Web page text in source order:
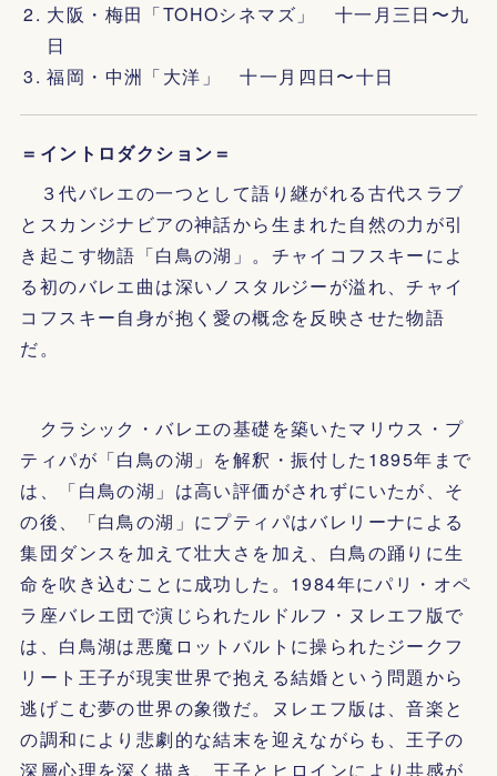
大阪・梅田「TOHOシネマズ」 十一月三日〜九
日
福岡・中洲「大洋」 十一月四日〜十日
＝イントロダクション＝
３代バレエの一つとして語り継がれる古代スラブ
とスカンジナビアの神話から生まれた自然の力が引
き起こす物語「白鳥の湖」。チャイコフスキーによ
る初のバレエ曲は深いノスタルジーが溢れ、チャイ
コフスキー自身が抱く愛の概念を反映させた物語
だ。
クラシック・バレエの基礎を築いたマリウス・プ
ティパが「白鳥の湖」を解釈・振付した1895年まで
は、「白鳥の湖」は高い評価がされずにいたが、そ
の後、「白鳥の湖」にプティパはバレリーナによる
集団ダンスを加えて壮大さを加え、白鳥の踊りに生
命を吹き込むことに成功した。1984年にパリ・オペ
ラ座バレエ団で演じられたルドルフ・ヌレエフ版で
は、白鳥湖は悪魔ロットバルトに操られたジークフ
リート王子が現実世界で抱える結婚という問題から
逃げこむ夢の世界の象徴だ。ヌレエフ版は、音楽と
の調和により悲劇的な結末を迎えながらも、王子の
深層心理を深く描き、王子とヒロインにより共感が